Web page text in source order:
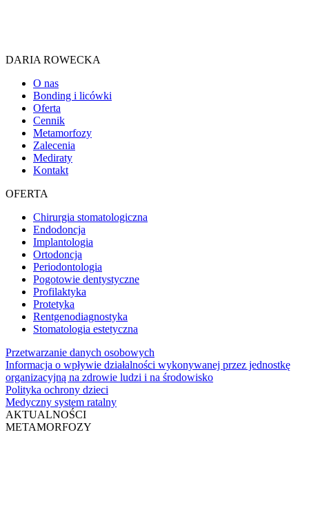
DARIA ROWECKA
O nas
Bonding i licówki
Oferta
Cennik
Metamorfozy
Zalecenia
Mediraty
Kontakt
OFERTA
Chirurgia stomatologiczna
Endodoncja
Implantologia
Ortodoncja
Periodontologia
Pogotowie dentystyczne
Profilaktyka
Protetyka
Rentgenodiagnostyka
Stomatologia estetyczna
Przetwarzanie danych osobowych
Informacja o wpływie działalności wykonywanej przez jednostkę
organizacyjną na zdrowie ludzi i na środowisko
Polityka ochrony dzieci
Medyczny system ratalny
AKTUALNOŚCI
METAMORFOZY